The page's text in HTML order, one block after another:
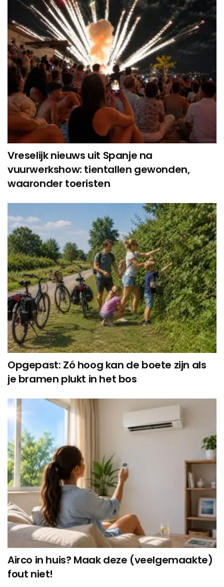
Vreselijk nieuws uit Spanje na
vuurwerkshow: tientallen gewonden,
waaronder toeristen
Opgepast: Zó hoog kan de boete zijn als
je bramen plukt in het bos
Airco in huis? Maak deze (veelgemaakte)
fout niet!